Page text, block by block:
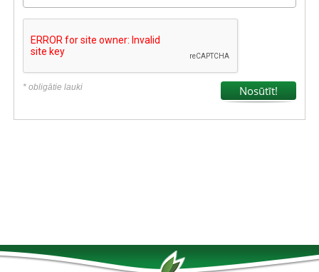
* obligātie lauki